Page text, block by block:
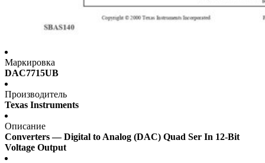
Маркировка
DAC7715UB
Производитель
Texas Instruments
Описание
Converters — Digital to Analog (DAC) Quad Ser In 12-Bit
Voltage Output